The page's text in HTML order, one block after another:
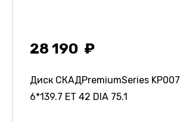
28 190
Диск СКАДPremiumSeries KP007
6*139.7 ET 42 DIA 75.1